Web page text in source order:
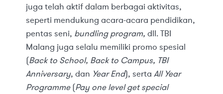
juga telah aktif dalam berbagai aktivitas,
seperti mendukung acara-acara pendidikan,
pentas seni, bundling program, dll. TBI
Malang juga selalu memiliki promo spesial
(Back to School, Back to Campus, TBI
Anniversary, dan Year End), serta All Year
Programme(Pay one level get special